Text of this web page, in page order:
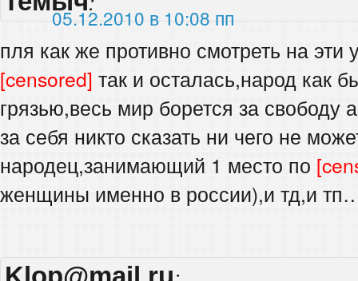
05.12.2010 в 10:08 пп
пля как же противно смотреть на
[censored] так и осталась,народ как
грязью,весь мир борется за свободу
за себя никто сказать ни чего не
народец,занимающий 1 место по
женщины именно в россии),и тд,и